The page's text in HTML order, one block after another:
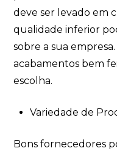
deve ser levado em
qualidade inferior
sobre a sua
acabamentos bem
escolha.
Variedade de
Bons fornecedores